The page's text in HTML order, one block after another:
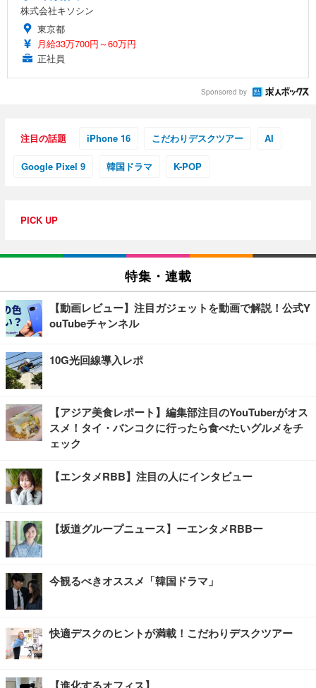
株式会社キソシン
東京都
月給33万700円～60万円
正社員
Sponsored by
注目の話題 iPhone 16 こだわりデスクツアー AI
Google Pixel 9 韓国ドラマ K-POP
PICK UP
特集・連載
【動画レビュー】注目ガジェットを動画で解説！公式Y
ouTubeチャンネル
10G光回線導入レポ
【アジア美食レポート】編集部注目のYouTuberがオス
スメ！タイ・バンコクに行ったら食べたいグルメをチ
ェック
【エンタメRBB】注目の人にインタビュー
【坂道グループニュース】ーエンタメRBBー
今観るべきオススメ「韓国ドラマ」
快適デスクのヒントが満載！こだわりデスクツアー